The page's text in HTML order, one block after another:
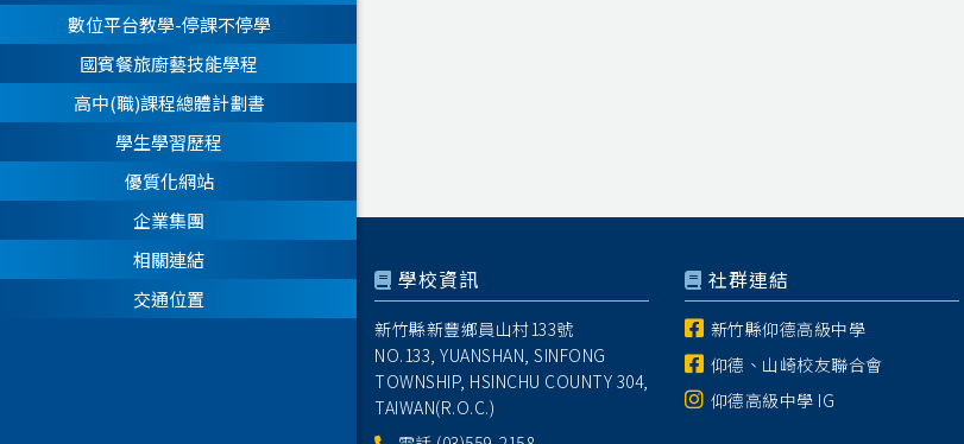
數位平台教學-停課不停學
國賓餐旅廚藝技能學程
高中(職)課程總體計劃書
學生學習歷程
優質化網站
企業集團
相關連結
交通位置
學校資訊
新竹縣新豐鄉員山村133號
NO.133, YUANSHAN, SINFONG
TOWNSHIP, HSINCHU COUNTY 304,
TAIWAN(R.O.C.)
社群連結
新竹縣仰德高級中學
仰德、山崎校友聯合會
仰德高級中學 IG